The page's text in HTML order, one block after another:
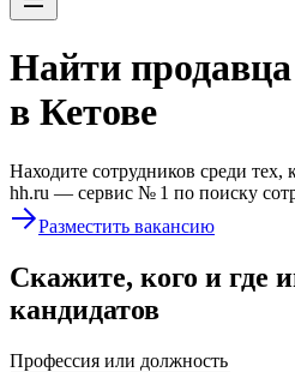
Найти продавца
в Кетове
Находите сотрудников среди тех,
hh.ru — сервис № 1 по поиску
Разместить вакансию
Скажите, кого и где
кандидатов
Профессия или должность